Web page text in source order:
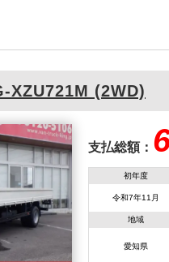
XZU721M (2WD)
支払総額：
初年度
令和7年11月
地域
愛知県